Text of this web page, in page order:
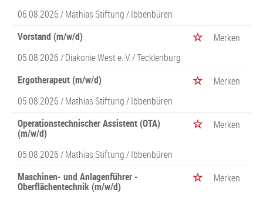
06.08.2026 /Mathias Stiftung/ Ibbenbüren
Vorstand (m/w/d)
Merken
05.08.2026 /Diakonie West e. V./ Tecklenburg
Ergotherapeut (m/w/d)
Merken
05.08.2026 /Mathias Stiftung/ Ibbenbüren
Operationstechnischer Assistent (OTA)
(m/w/d)
Merken
05.08.2026 /Mathias Stiftung/ Ibbenbüren
Maschinen- und Anlagenführer -
Oberflächentechnik (m/w/d)
Merken